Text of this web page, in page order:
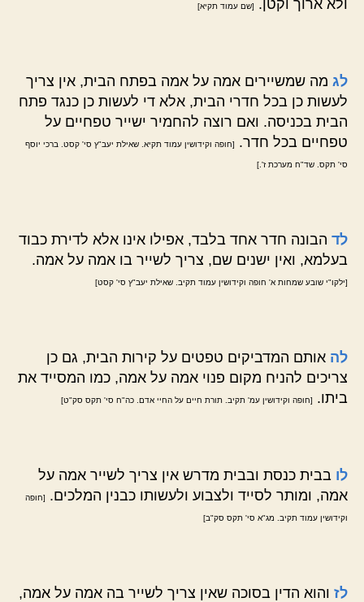
ולא ארוך וקטן. [שם עמוד תקיא]
לג מה שמשיירים אמה על אמה בפתח הבית, אין צריך
לעשות כן בכל חדרי הבית, אלא די לעשות כן כנגד פתח
הבית בכניסה. ואם רוצה להחמיר ישייר טפחיים על
טפחיים בכל חדר.
[חופה וקידושין עמוד תקיא. שאילת יעב"ץ סי' קסט. ברכי יוסף
סי' תקס. שד"ח מערכת ז'.]
לד הבונה חדר אחד בלבד, אפילו אינו אלא לדירת כבוד
בעלמא, ואין ישנים שם, צריך לשייר בו אמה על אמה.
[ילקו"י שובע שמחות א' חופה וקידושין עמוד תקיב. שאילת יעב"ץ סי' קסט]
לה אותם המדביקים טפטים על קירות הבית, גם כן
צריכים להניח מקום פנוי אמה על אמה, כמו המסייד את
ביתו.
[חופה וקידושין עמ' תקיב. תורת חיים על החיי אדם. כה"ח סי' תקס סק"ט]
לו בבית כנסת ובבית מדרש אין צריך לשייר אמה על
אמה, ומותר לסייד ולצבוע ולעשותו כבנין המלכים.
[חופה
וקידושין עמוד תקיב. מג"א סי' תקס סק"ב]
לז והוא הדין בסוכה שאין צריך לשייר בה אמה על אמה,